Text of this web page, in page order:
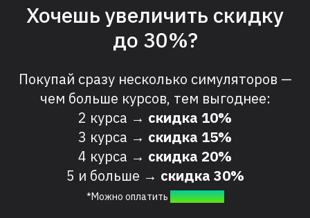
Хочешь увеличить скидку
до 30%?
Покупай сразу несколько симуляторов —
чем больше курсов, тем выгоднее:
2 курса → скидка 10%
3 курса → скидка 15%
4 курса → скидка 20%
5 и больше → скидка 30%
*Можно оплатить в рассрочку